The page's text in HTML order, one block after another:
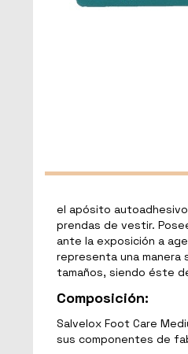
el apósito
prendas de vestir.
ante la exposición a
representa una manera
tamaños, siendo éste
Composición:
Salvelox Foot Care
sus componentes de